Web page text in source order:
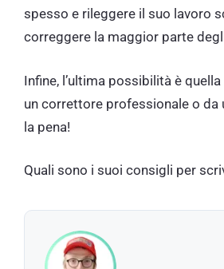
spesso e rileggere il suo lavoro
correggere la maggior parte
Infine, l’ultima possibilità è
un correttore professionale o da
la pena!
Quali sono i suoi consigli per